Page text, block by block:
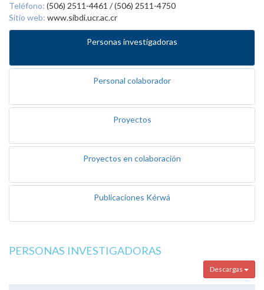
Teléfono: (506) 2511-4461 / (506) 2511-4750
Sitio web: www.sibdi.ucr.ac.cr
Personas investigadoras
Personal colaborador
Proyectos
Proyectos en colaboración
Publicaciones Kérwá
PERSONAS INVESTIGADORAS
Descargas